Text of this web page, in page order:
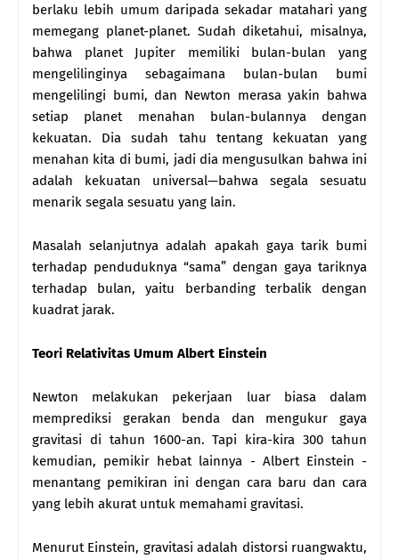
berlaku lebih umum daripada sekadar matahari yang
memegang planet-planet. Sudah diketahui, misalnya,
bahwa planet Jupiter memiliki bulan-bulan yang
mengelilinginya sebagaimana bulan-bulan bumi
mengelilingi bumi, dan Newton merasa yakin bahwa
setiap planet menahan bulan-bulannya dengan
kekuatan. Dia sudah tahu tentang kekuatan yang
menahan kita di bumi, jadi dia mengusulkan bahwa ini
adalah kekuatan universal—bahwa segala sesuatu
menarik segala sesuatu yang lain.
Masalah selanjutnya adalah apakah gaya tarik bumi
terhadap penduduknya “sama” dengan gaya tariknya
terhadap bulan, yaitu berbanding terbalik dengan
kuadrat jarak.
Teori Relativitas Umum Albert Einstein
Newton melakukan pekerjaan luar biasa dalam
memprediksi gerakan benda dan mengukur gaya
gravitasi di tahun 1600-an. Tapi kira-kira 300 tahun
kemudian, pemikir hebat lainnya - Albert Einstein -
menantang pemikiran ini dengan cara baru dan cara
yang lebih akurat untuk memahami gravitasi.
Menurut Einstein, gravitasi adalah distorsi ruangwaktu,